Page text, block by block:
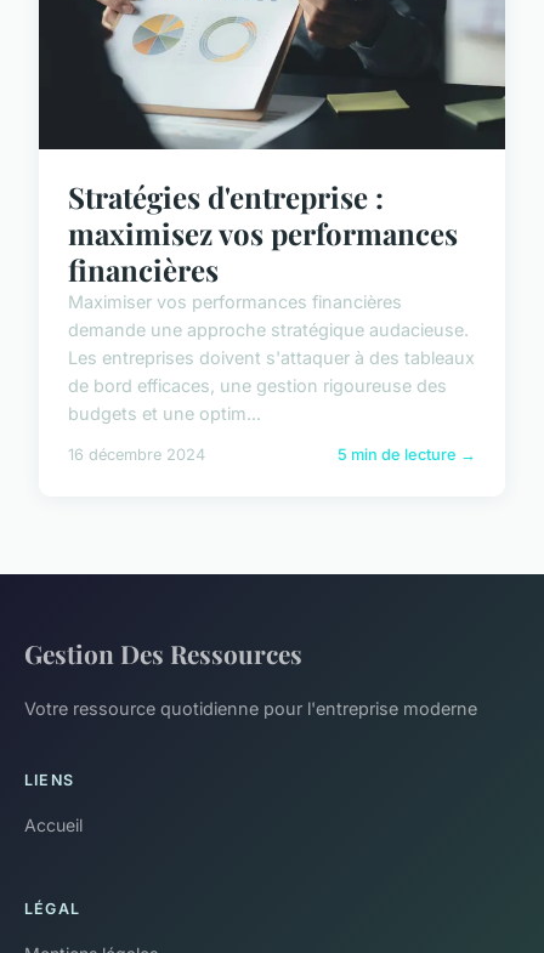
Stratégies d'entreprise :
maximisez vos performances
financières
Maximiser vos performances financières
demande une approche stratégique audacieuse.
Les entreprises doivent s'attaquer à des tableaux
de bord efficaces, une gestion rigoureuse des
budgets et une optim...
16 décembre 2024 5 min de lecture →
Gestion Des Ressources
Votre ressource quotidienne pour l'entreprise moderne
LIENS
Accueil
LÉGAL